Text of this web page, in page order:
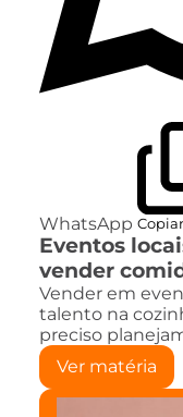
WhatsApp
Eventos
vender
Vender em
talento na
preciso
Ver matéria